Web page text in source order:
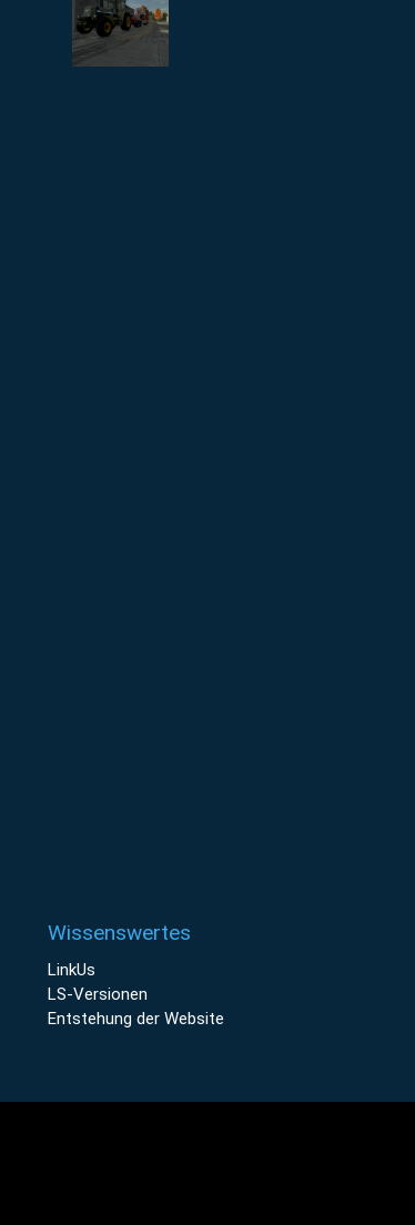
Wissenswertes
LinkUs
LS-Versionen
Entstehung der Website